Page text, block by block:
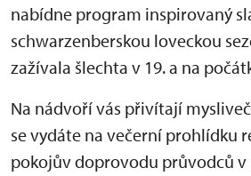
nabídne program inspirovaný
schwarzenberskou loveckou
zažívala šlechta v 19. a na
Na nádvoří vás přivítají
se vydáte na večerní prohlídku
pokojův doprovodu průvodců v